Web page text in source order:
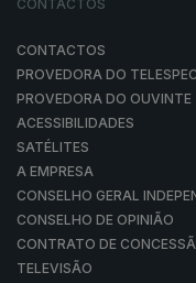
CONTACTOS
CONTACTOS
PROVEDORA DO
PROVEDORA DO OUVINTE
ACESSIBILIDADES
SATÉLITES
A EMPRESA
CONSELHO GERAL
CONSELHO DE OPINIÃO
CONTRATO DE
TELEVISÃO